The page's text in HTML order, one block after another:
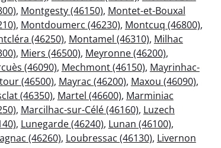
, Montgesty (46150), Montet-et-Bouxal
, Montdoumerc (46230), Montcuq (46800),
(46250), Montamel (46310), Milhac
, Miers (46500), Meyronne (46200),
(46090), Mechmont (46150), Mayrinhac-
(46500), Mayrac (46200), Maxou (46090),
(46350), Martel (46600), Marminiac
, Marcilhac-sur-Célé (46160), Luzech
, Lunegarde (46240), Lunan (46100),
(46260), Loubressac (46130), Livernon